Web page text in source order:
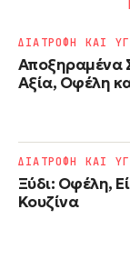
Αποξηραμένα
Αξία, Οφέλη
ΔΙΑΤΡΟΦΗ ΚΑΙ
Ξύδι: Οφέλη,
Κουζίνα
ΔΙΑΤΡΟΦΗ ΚΑΙ